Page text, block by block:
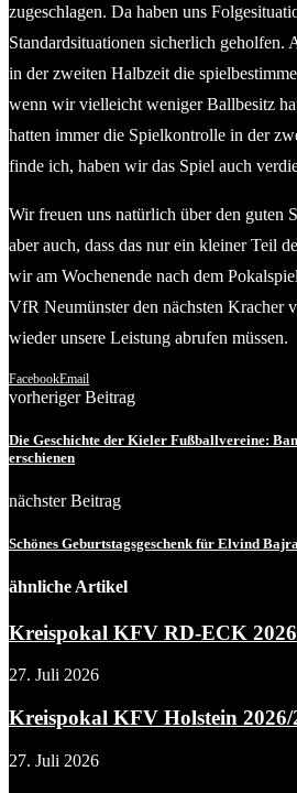
zugeschlagen. Da haben uns
Standardsituationen sicherlich geholfen.
in der zweiten Halbzeit die
wenn wir vielleicht weniger Ballbesitz
hatten immer die Spielkontrolle in der
finde ich, haben wir das Spiel auch
Wir freuen uns natürlich über den guten
aber auch, dass das nur ein kleiner Teil
wir am Wochenende nach dem
VfR Neumünster den nächsten Kracher
wieder unsere Leistung abrufen müssen.
FacebookEmail
vorheriger Beitrag
Die Geschichte der Kieler Fußballvereine:
erschienen
nächster Beitrag
Schönes Geburtstagsgeschenk für Elvind
ähnliche Artikel
Kreispokal KFV RD-ECK
27. Juli 2026
Kreispokal KFV Holstein 2026/
27. Juli 2026